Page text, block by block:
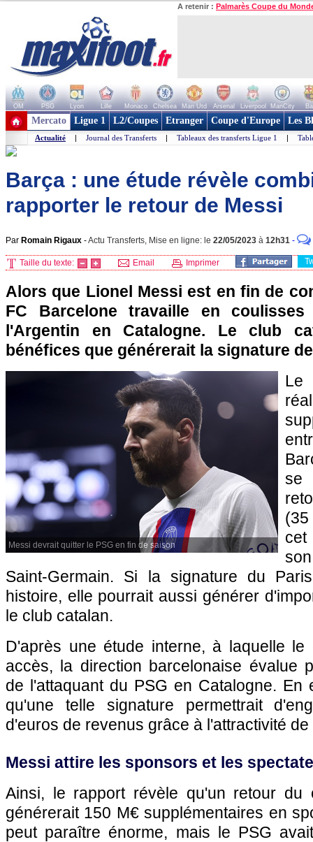
A retenir : Palmarès Coupe du
OM PSG Lyon Lille Monaco Chelsea Man Utd Arsenal Liverpool ManCity
+ de clubs
Mercato Ligue 1 L2/Coupes Etranger Coupe d'Europe Les
Actualité | Journal des Transferts | Tableaux des transferts Ligue 1 |
Barça : une étude révèle
rapporter le retour de Messi
Par Romain Rigaux -Actu Transferts, Mise en ligne: le 22/05/2023 à 12h31 -
Taille du texte: Email Imprimer
Alors que Lionel Messi est en fin de
FC Barcelone travaille en
l'Argentin en Catalogne. Le club
bénéfices que générerait la signature
Messi devrait quitter le PSG en fin de saison
Le
se
cet
Saint-Germain. Si la signature du
histoire, elle pourrait aussi générer
le club catalan.
D'après une étude interne, à laquelle le
accès, la direction barcelonaise évalue
de l'attaquant du PSG en Catalogne. En
qu'une telle signature permettrait
d'euros de revenus grâce à l'attractivité
Messi attire les sponsors et les
Ainsi, le rapport révèle qu'un retour du
générerait 150 M€ supplémentaires en
peut paraître énorme, mais le PSG